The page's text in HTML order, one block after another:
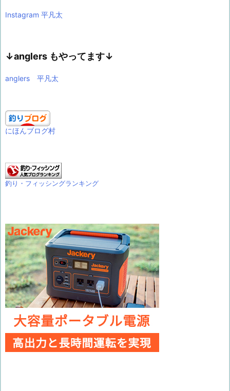
Instagram 平凡太
↓anglers もやってます↓
anglers 平凡太
にほんブログ村
釣り・フィッシングランキング